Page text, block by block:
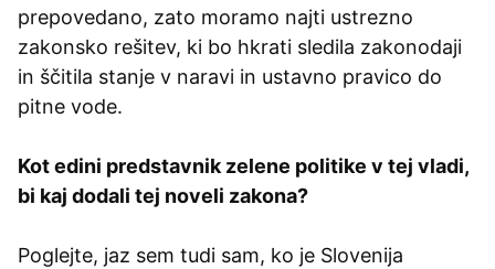
prepovedano, zato moramo najti ustrezno
zakonsko rešitev, ki bo hkrati sledila zakonodaji
in ščitila stanje v naravi in ustavno pravico do
pitne vode.
Kot edini predstavnik zelene politike v tej vladi,
bi kaj dodali tej noveli zakona?
Poglejte, jaz sem tudi sam, ko je Slovenija